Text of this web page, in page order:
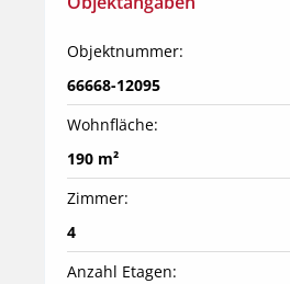
Objektnummer:
66668-12095
Wohnfläche:
190 m²
Zimmer:
4
Anzahl Etagen: